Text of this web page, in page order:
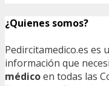
¿Quienes somos?
Pedircitamedico.es es
información que
médicoen todas las